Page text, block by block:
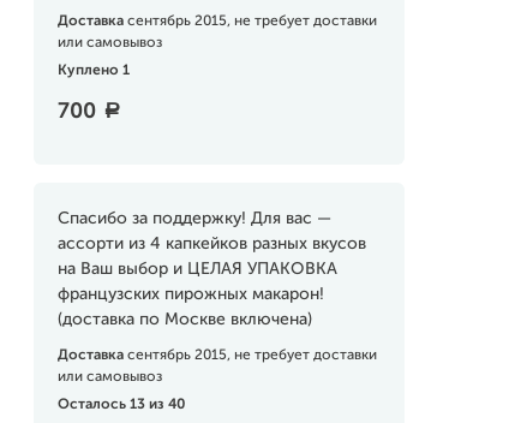
Доставка сентябрь 2015, не требует доставки
или самовывоз
Куплено 1
700 a
Спасибо за поддержку! Для вас —
ассорти из 4 капкейков разных вкусов
на Ваш выбор и ЦЕЛАЯ УПАКОВКА
французских пирожных макарон!
(доставка по Москве включена)
Доставка сентябрь 2015, не требует доставки
или самовывоз
Осталось 13 из 40